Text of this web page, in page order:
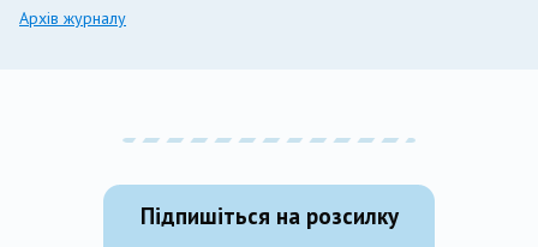
Архів журналу
Підпишіться на розсилку